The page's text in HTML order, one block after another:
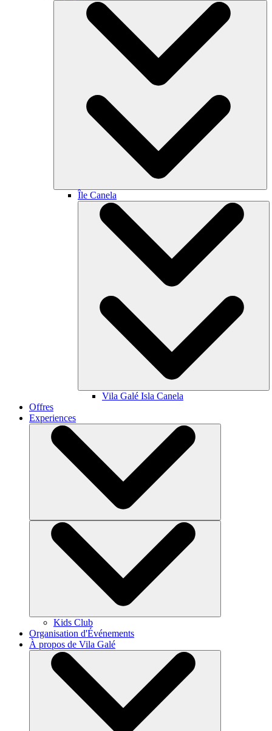
Île Canela
Vila Galé Isla Canela
Offres
Experiences
Kids Club
Organisation d'Événements
À propos de Vila Galé